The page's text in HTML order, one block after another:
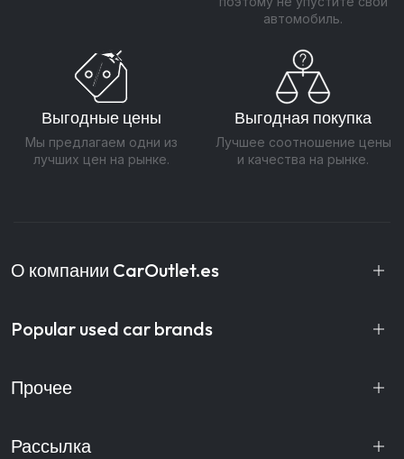
автомобиль.
Выгодные цены
Мы предлагаем одни из
лучших цен на рынке.
Выгодная покупка
Лучшее соотношение цены
и качества на рынке.
О компании CarOutlet.es
Popular used car brands
Прочее
Рассылка